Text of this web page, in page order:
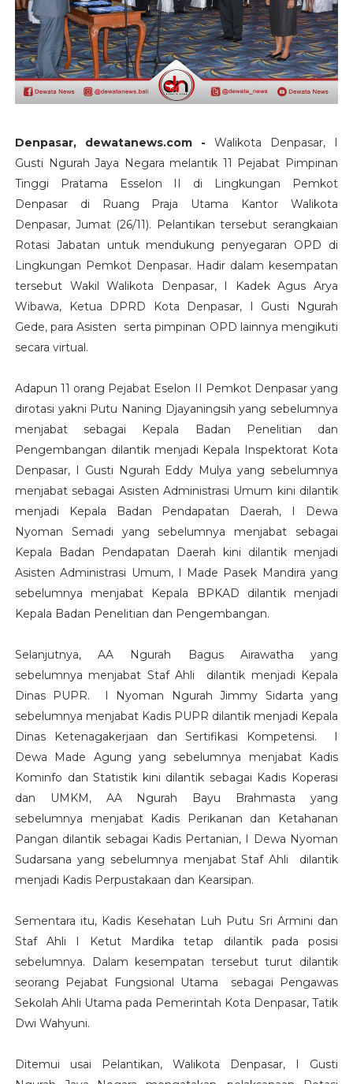
Denpasar, dewatanews.com - Walikota Denpasar, I
Gusti Ngurah Jaya Negara melantik 11 Pejabat Pimpinan
Tinggi Pratama Esselon II di Lingkungan Pemkot
Denpasar di Ruang Praja Utama Kantor Walikota
Denpasar, Jumat (26/11). Pelantikan tersebut serangkaian
Rotasi Jabatan untuk mendukung penyegaran OPD di
Lingkungan Pemkot Denpasar. Hadir dalam kesempatan
tersebut Wakil Walikota Denpasar, I Kadek Agus Arya
Wibawa, Ketua DPRD Kota Denpasar, I Gusti Ngurah
Gede, para Asisten serta pimpinan OPD lainnya mengikuti
secara virtual.
Adapun 11 orang Pejabat Eselon II Pemkot Denpasar yang
dirotasi yakni Putu Naning Djayaningsih yang sebelumnya
menjabat sebagai Kepala Badan Penelitian dan
Pengembangan dilantik menjadi Kepala Inspektorat Kota
Denpasar, I Gusti Ngurah Eddy Mulya yang sebelumnya
menjabat sebagai Asisten Administrasi Umum kini dilantik
menjadi Kepala Badan Pendapatan Daerah, I Dewa
Nyoman Semadi yang sebelumnya menjabat sebagai
Kepala Badan Pendapatan Daerah kini dilantik menjadi
Asisten Administrasi Umum, I Made Pasek Mandira yang
sebelumnya menjabat Kepala BPKAD dilantik menjadi
Kepala Badan Penelitian dan Pengembangan.
Selanjutnya, AA Ngurah Bagus Airawatha yang
sebelumnya menjabat Staf Ahli dilantik menjadi Kepala
Dinas PUPR. I Nyoman Ngurah Jimmy Sidarta yang
sebelumnya menjabat Kadis PUPR dilantik menjadi Kepala
Dinas Ketenagakerjaan dan Sertifikasi Kompetensi. I
Dewa Made Agung yang sebelumnya menjabat Kadis
Kominfo dan Statistik kini dilantik sebagai Kadis Koperasi
dan UMKM, AA Ngurah Bayu Brahmasta yang
sebelumnya menjabat Kadis Perikanan dan Ketahanan
Pangan dilantik sebagai Kadis Pertanian, I Dewa Nyoman
Sudarsana yang sebelumnya menjabat Staf Ahli dilantik
menjadi Kadis Perpustakaan dan Kearsipan.
Sementara itu, Kadis Kesehatan Luh Putu Sri Armini dan
Staf Ahli I Ketut Mardika tetap dilantik pada posisi
sebelumnya. Dalam kesempatan tersebut turut dilantik
seorang Pejabat Fungsional Utama sebagai Pengawas
Sekolah Ahli Utama pada Pemerintah Kota Denpasar, Tatik
Dwi Wahyuni.
Ditemui usai Pelantikan, Walikota Denpasar, I Gusti